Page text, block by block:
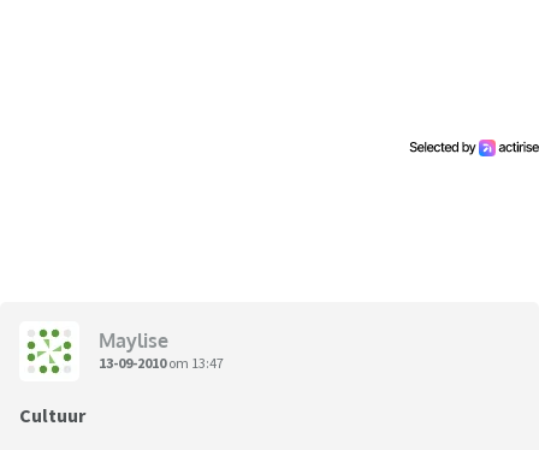
Maylise
13-09-2010om 13:47
Cultuur